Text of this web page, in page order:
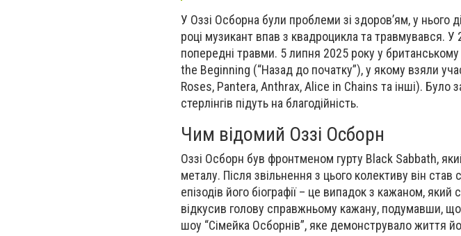
У Оззі Осборна були проблеми зі здоров’ям, у нього
році музикант впав з квадроцикла та травмувався. У
попередні травми. 5 липня 2025 року у британському
the Beginning (“Назад до початку”), у якому взяли
Roses, Pantera, Anthrax, Alice in Chains та інші). Було
стерлінгів підуть на благодійність.
Чим відомий Оззі Осборн
Оззі Осборн був фронтменом гурту Black Sabbath,
металу. Після звільнення з цього колективу він
епізодів його біографії – це випадок з кажаном, який
відкусив голову справжньому кажану, подумавши,
шоу “Сімейка Осборнів”, яке демонструвало життя